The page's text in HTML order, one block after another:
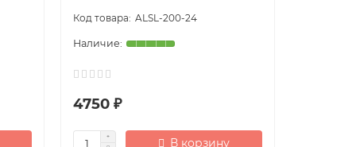
ALSL-200-24
4750 ₽
В корзину